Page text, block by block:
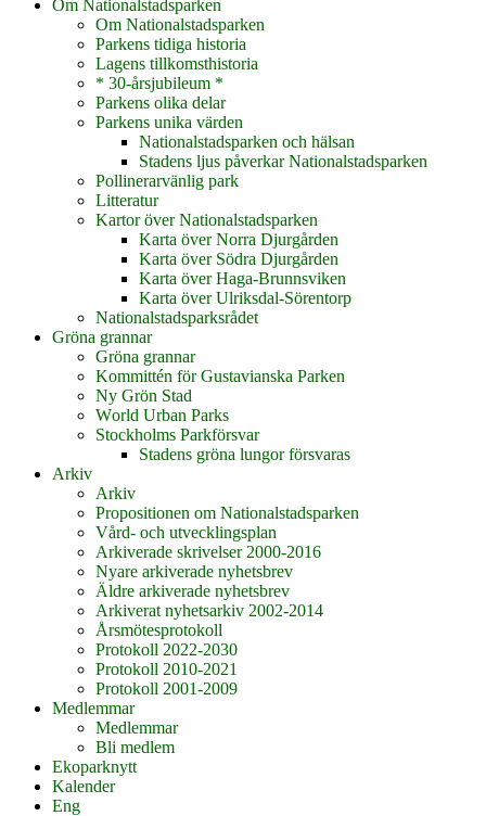
Om Nationalstadsparken
Om Nationalstadsparken
Parkens tidiga historia
Lagens tillkomsthistoria
* 30-årsjubileum *
Parkens olika delar
Parkens unika värden
Nationalstadsparken och hälsan
Stadens ljus påverkar Nationalstadsparken
Pollinerarvänlig park
Litteratur
Kartor över Nationalstadsparken
Karta över Norra Djurgården
Karta över Södra Djurgården
Karta över Haga-Brunnsviken
Karta över Ulriksdal-Sörentorp
Nationalstadsparksrådet
Gröna grannar
Gröna grannar
Kommittén för Gustavianska Parken
Ny Grön Stad
World Urban Parks
Stockholms Parkförsvar
Stadens gröna lungor försvaras
Arkiv
Arkiv
Propositionen om Nationalstadsparken
Vård- och utvecklingsplan
Arkiverade skrivelser 2000-2016
Nyare arkiverade nyhetsbrev
Äldre arkiverade nyhetsbrev
Arkiverat nyhetsarkiv 2002-2014
Årsmötesprotokoll
Protokoll 2022-2030
Protokoll 2010-2021
Protokoll 2001-2009
Medlemmar
Medlemmar
Bli medlem
Ekoparknytt
Kalender
Eng